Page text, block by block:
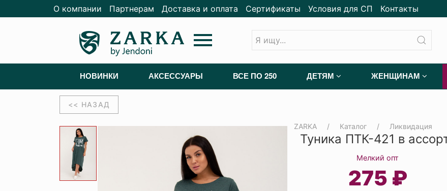
О компании Партнерам Доставка и оплата Сертификаты Условия для СП Контакты
menu
НОВИНКИ АКСЕССУАРЫ ВСЕ ПО 250 ДЕТЯМ ЖЕНЩИНАМ
<< НАЗАД
ZARKA Каталог Ликвидация
Туника ПТК-421 в
Мелкий опт
275 ₽